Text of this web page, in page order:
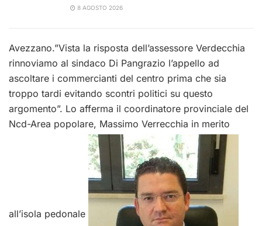
8 AGOSTO 2026
Avezzano.”Vista la risposta dell’assessore Verdecchia
rinnoviamo al sindaco Di Pangrazio l’appello ad
ascoltare i commercianti del centro prima che sia
troppo tardi evitando scontri politici su questo
argomento”. Lo afferma il coordinatore provinciale del
Ncd-Area popolare, Massimo Verrecchia in merito
all’isola pedonale